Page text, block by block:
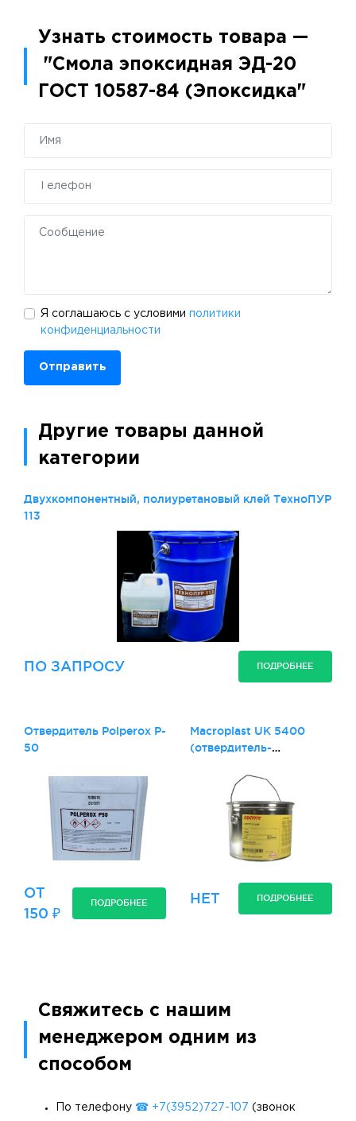
Узнать стоимость товара —
"Смола эпоксидная ЭД-20
ГОСТ 10587-84 (Эпоксидка"
Я соглашаюсь с условими политики
конфиденциальности
Отправить
Другие товары данной
категории
Двухкомпонентный, полиуретановый клей ТехноПУР
113
ПО ЗАПРОСУ ПОДРОБНЕЕ
Отвердитель Polperox P-
50
ОТ
150 ₽
ПОДРОБНЕЕ
Macroplast UK 5400
(отвердитель-
НЕТ ПОДРОБНЕЕ
Свяжитесь с нашим
менеджером одним из
способом
По телефону ☎ +7(3952)727-107 (звонок